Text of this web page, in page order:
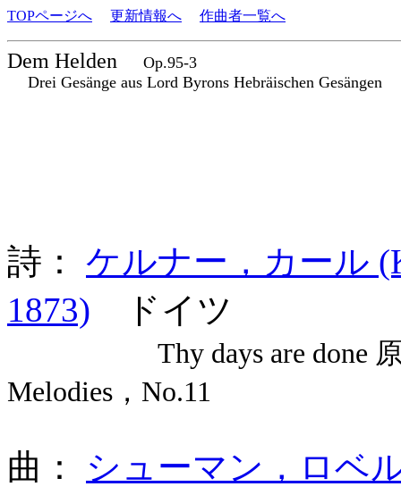
TOPページへ 更新情報へ 作曲者一覧へ
Dem Helden
Op.95-3
Drei Gesänge aus Lord Byrons Hebräischen Gesängen
詩： ケルナー，カール
1873) ドイツ
Thy days are done 原
Melodies，No.11
曲： シューマン，ロベ